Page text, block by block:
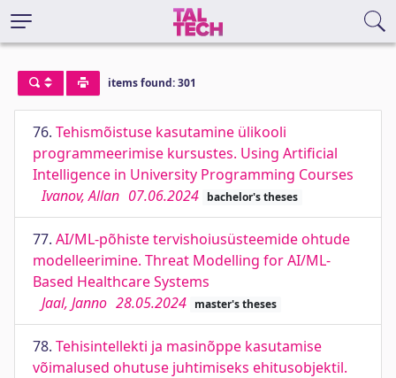
items found: 301
76. Tehismõistuse kasutamine ülikooli
programmeerimise kursustes. Using Artificial
Intelligence in University Programming Courses
Ivanov, Allan 07.06.2024 bachelor's theses
77. AI/ML-põhiste tervishoiusüsteemide ohtude
modelleerimine. Threat Modelling for AI/ML-
Based Healthcare Systems
Jaal, Janno 28.05.2024 master's theses
78. Tehisintellekti ja masinõppe kasutamise
võimalused ohutuse juhtimiseks ehitusobjektil.